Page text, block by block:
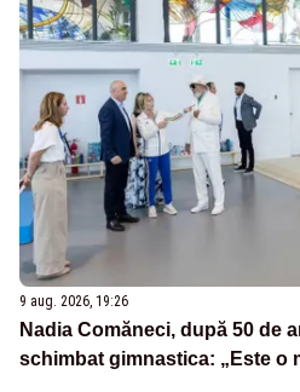
9 aug. 2026, 19:26
Nadia Comăneci, după 50 de
schimbat gimnastica: „Este o